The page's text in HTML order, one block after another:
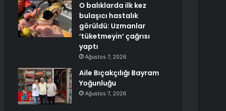
O balıklarda ilk kez
bulaşıcı hastalık
görüldü: Uzmanlar
‘tüketmeyin’ çağrısı
yaptı
Ağustos 7, 2026
Aile Bıçakçılığı Bayram
Yoğunluğu
Ağustos 7, 2026